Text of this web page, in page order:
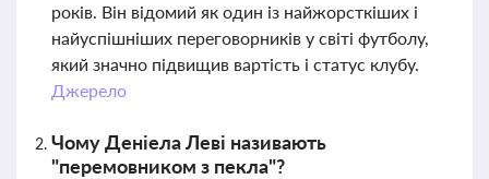
років. Він відомий як один із найжорсткіших і
найуспішніших переговорників у світі футболу,
який значно підвищив вартість і статус клубу.
Джерело
Чому Деніела Леві називають
"перемовником з пекла"?